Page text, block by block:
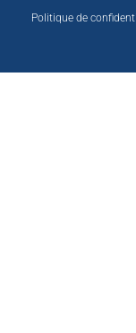
Politique de